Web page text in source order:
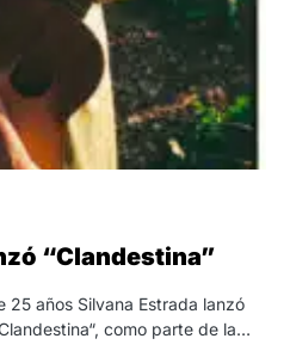
“Clandestina”
25 años Silvana Estrada lanzó
como parte de la…